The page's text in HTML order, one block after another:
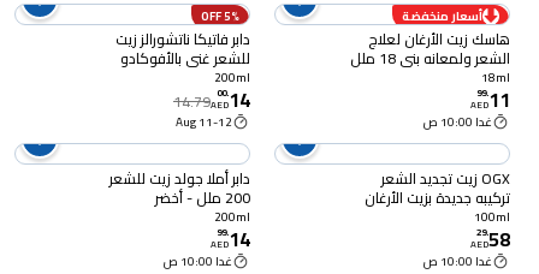
أسعار منخفضة
هاسك زيت الأرغان لعلاج
الشعر ولمعانه بني 18 ملل
18ml
11
.
99
AED
غدا 10:00 ص
5% OFF
دابر فاتيكا ناتشورالز زيت
للشعر غني بالأفوكادو
المكسيكي 200 ملل
200ml
14
.
00
AED
14.79
11-12 Aug
OGX زيت تجديد الشعر
تركيبه جديدة بزيت الأرغان
المغربي يتغلغل بعمق
ملل
100ml
58
.
29
AED
غدا 10:00 ص
دابر أملا جولد زيت للشعر
200 ملل - أخضر
200ml
14
.
99
AED
غدا 10:00 ص